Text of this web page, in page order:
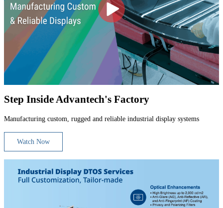
Step Inside Advantech's Factory
Manufacturing custom, rugged and reliable industrial display systems
Watch Now